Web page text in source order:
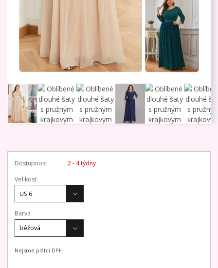
Dostupnost
2 - 4 týdny
Velikost
Barva
Nejsme plátci DPH